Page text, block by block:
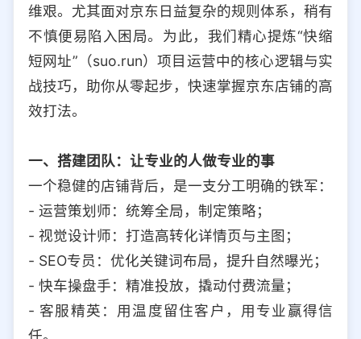
iOS Android PC 其他
选择允许访问的平台类型
维艰。尤其面对京东日益复杂的规则体系，稍有
不慎便易陷入困局。为此，我们精心提炼“快缩
短网址”（suo.run）项目运营中的核心逻辑与实
战技巧，助你从零起步，快速掌握京东店铺的高
效打法。
一、搭建团队：让专业的人做专业的事
一个稳健的店铺背后，是一支分工明确的铁军：
- 运营策划师：统筹全局，制定策略；
- 视觉设计师：打造高转化详情页与主图；
- SEO专员：优化关键词布局，提升自然曝光；
- 快车操盘手：精准投放，撬动付费流量；
- 客服精英：用温度留住客户，用专业赢得信
任。